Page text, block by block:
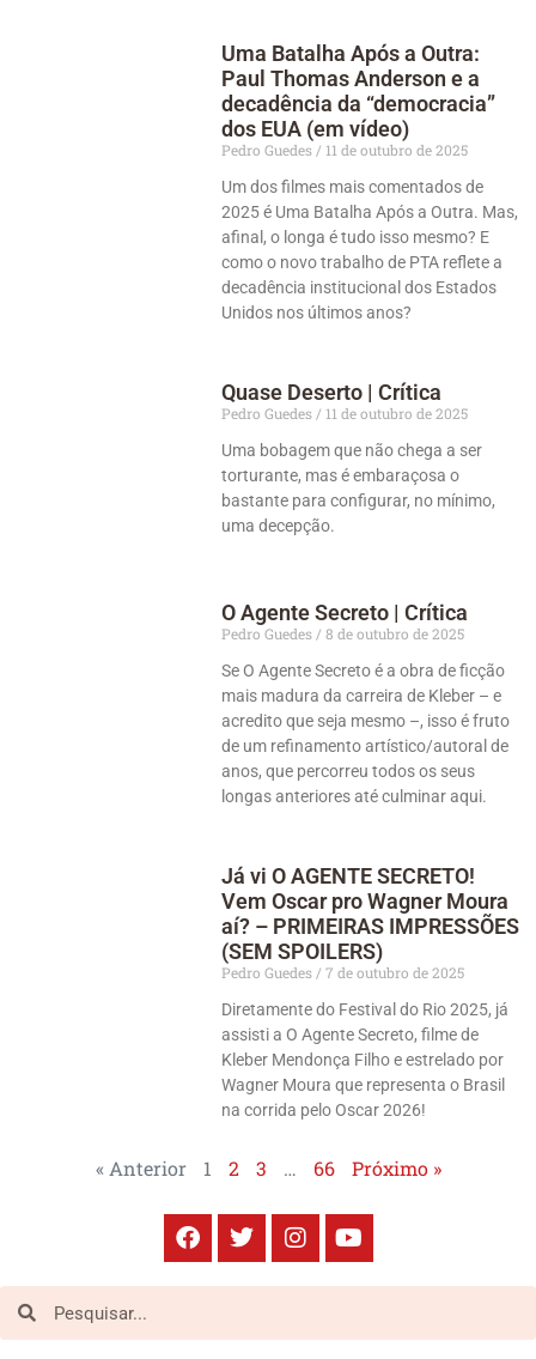
Uma Batalha Após a Outra:
Paul Thomas Anderson e a
decadência da “democracia”
dos EUA (em vídeo)
Pedro Guedes
11 de outubro de 2025
Um dos filmes mais comentados de
2025 é Uma Batalha Após a Outra. Mas,
afinal, o longa é tudo isso mesmo? E
como o novo trabalho de PTA reflete a
decadência institucional dos Estados
Unidos nos últimos anos?
Quase Deserto | Crítica
Pedro Guedes
11 de outubro de 2025
Uma bobagem que não chega a ser
torturante, mas é embaraçosa o
bastante para configurar, no mínimo,
uma decepção.
O Agente Secreto | Crítica
Pedro Guedes
8 de outubro de 2025
Se O Agente Secreto é a obra de ficção
mais madura da carreira de Kleber – e
acredito que seja mesmo –, isso é fruto
de um refinamento artístico/autoral de
anos, que percorreu todos os seus
longas anteriores até culminar aqui.
Já vi O AGENTE SECRETO!
Vem Oscar pro Wagner Moura
aí? – PRIMEIRAS IMPRESSÕES
(SEM SPOILERS)
Pedro Guedes
7 de outubro de 2025
Diretamente do Festival do Rio 2025, já
assisti a O Agente Secreto, filme de
Kleber Mendonça Filho e estrelado por
Wagner Moura que representa o Brasil
na corrida pelo Oscar 2026!
« Anterior 1 2 3 … 66 Próximo »